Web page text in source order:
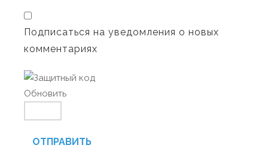
Подписаться на уведомления о новых
комментариях
Обновить
ОТПРАВИТЬ